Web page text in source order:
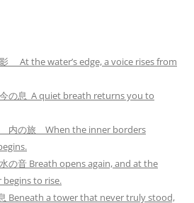
At the water’s edge, a voice rises from
の息 A quiet breath returns you to
の旅 When the inner borders
の音 Breath opens again, and at the
to rise.
Beneath a tower that never truly stood,